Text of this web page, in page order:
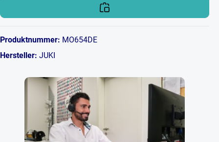
Produktnummer: MO654DE
Hersteller: JUKI